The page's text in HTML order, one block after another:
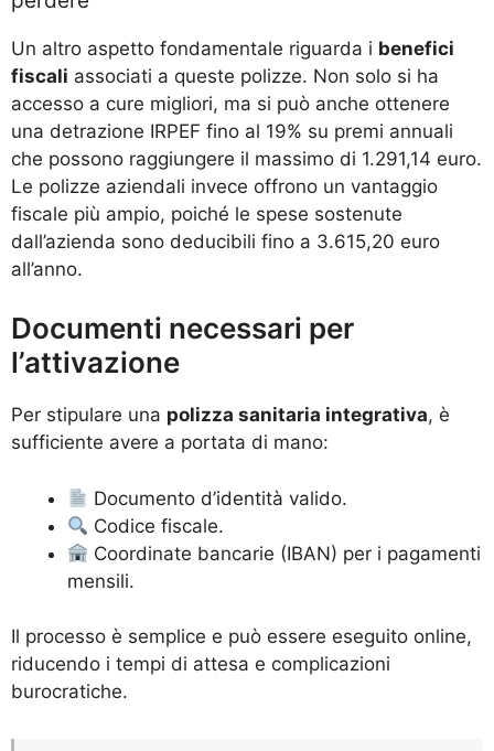
Un altro aspetto fondamentale riguarda i benefici
fiscali associati a queste polizze. Non solo si ha
accesso a cure migliori, ma si può anche ottenere
una detrazione IRPEF fino al 19% su premi annuali
che possono raggiungere il massimo di 1.291,14 euro.
Le polizze aziendali invece offrono un vantaggio
fiscale più ampio, poiché le spese sostenute
dall’azienda sono deducibili fino a 3.615,20 euro
all’anno.
Documenti necessari per
l’attivazione
Per stipulare una polizza sanitaria integrativa, è
sufficiente avere a portata di mano:
Documento d’identità valido.
Codice fiscale.
Coordinate bancarie (IBAN) per i pagamenti
mensili.
Il processo è semplice e può essere eseguito online,
riducendo i tempi di attesa e complicazioni
burocratiche.